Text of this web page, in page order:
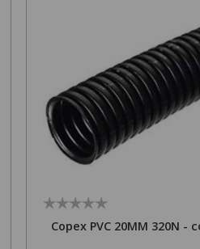
Copex PVC 20MM 320N -